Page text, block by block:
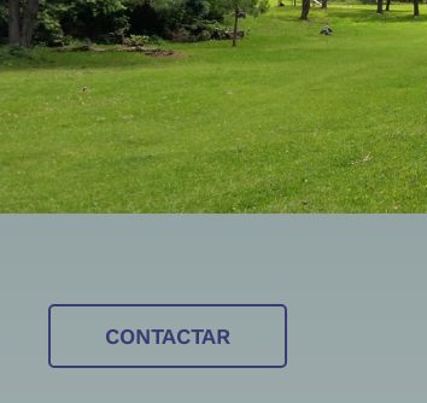
CONTACTAR